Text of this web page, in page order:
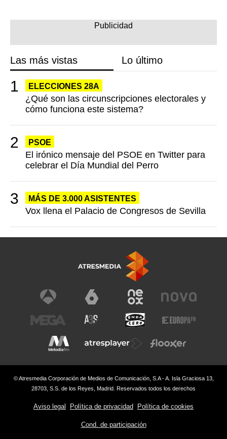
Las más vistas Lo último
ELECCIONES 28A
¿Qué son las circunscripciones electorales y
cómo funciona este sistema?
PSOE
El irónico mensaje del PSOE en Twitter para
celebrar el Día Mundial del Perro
MÁS DE 3.000 ASISTENTES
Vox llena el Palacio de Congresos de Sevilla
© Atresmedia Corporación de Medios de Comunicación, S.A - A. Isla Graciosa 13,
28703, S.S. de los Reyes, Madrid. Reservados todos los derechos
Aviso legal Política de privacidad Política de cookies
Cond. de participación